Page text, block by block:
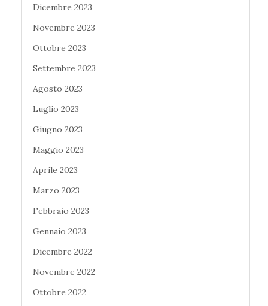
Dicembre 2023
Novembre 2023
Ottobre 2023
Settembre 2023
Agosto 2023
Luglio 2023
Giugno 2023
Maggio 2023
Aprile 2023
Marzo 2023
Febbraio 2023
Gennaio 2023
Dicembre 2022
Novembre 2022
Ottobre 2022